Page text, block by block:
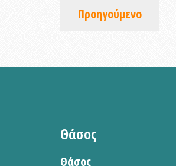
Προηγούμενο
Θάσος
Θάσος